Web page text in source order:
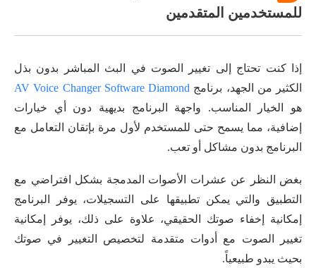
للمستخدمين المتقدمين
إذا كنت تحتاج إلى تغيير الصوت في البث المباشر بدون بذل
الكثير من الجهد، برنامج AV Voice Changer Software Diamond
هو الخيار المناسب. واجهة البرنامج بديهية دون أي خيارات
إضافية، مما يسمح حتى للمستخدم لأول مرة بإتقان التعامل مع
البرنامج بدون مشاكل أو تعب.
بغض النظر عن عشرات الأصوات المدمجة بشكل افتراضي مع
التطبيق والتي يمكن تطبيقها على التسجيلات، يوفر البرنامج
إمكانية إخفاء صوتك الحقيقي، علاوة على ذلك، يوفر إمكانية
تغيير الصوت مع أدوات متقدمة لتخصيص التغيير في صوتك
بحيث يبدو طبيعياً.